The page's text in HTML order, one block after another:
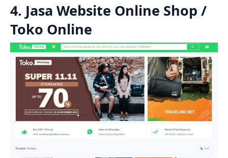
4. Jasa Website Online Shop /
Toko Online